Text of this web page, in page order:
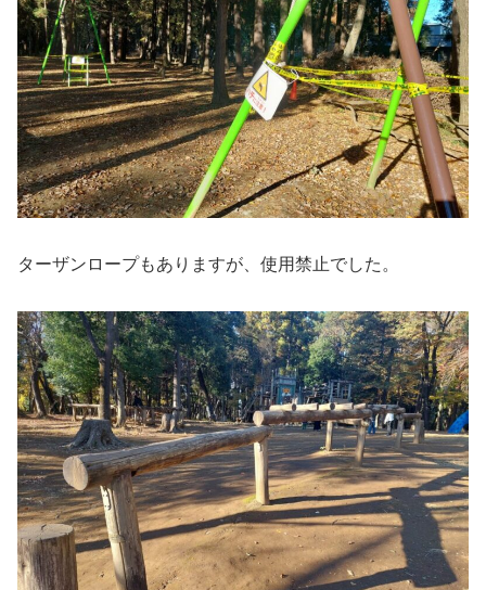
ターザンロープもありますが、使用禁止でした。